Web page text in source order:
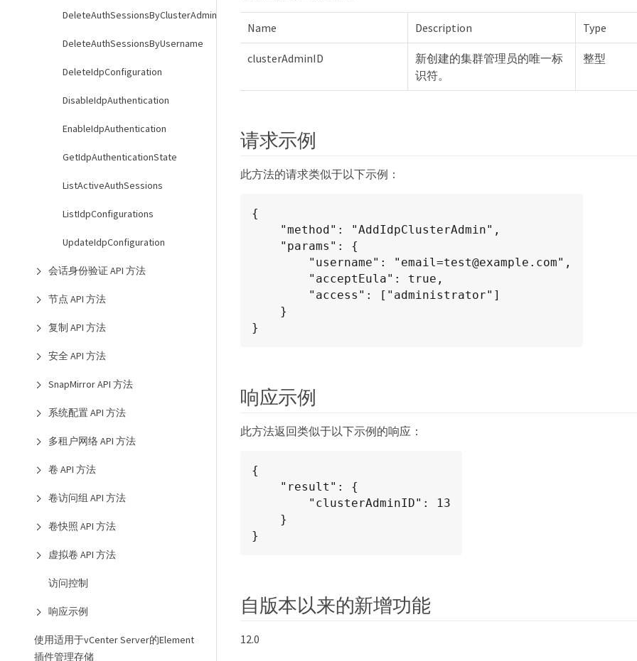
DeleteAuthSessionsByClusterAdmin
DeleteAuthSessionsByUsername
DeleteIdpConfiguration
DisableIdpAuthentication
EnableIdpAuthentication
GetIdpAuthenticationState
ListActiveAuthSessions
ListIdpConfigurations
UpdateIdpConfiguration
会话身份验证 API 方法
节点 API 方法
复制 API 方法
安全 API 方法
SnapMirror API 方法
系统配置 API 方法
多租户网络 API 方法
卷 API 方法
卷访问组 API 方法
卷快照 API 方法
虚拟卷 API 方法
访问控制
响应示例
使用适用于vCenter Server的Element
插件管理存储
Name Description Type
clusterAdminID
新创建的集群管理员的唯一标
识符。
整型
请求示例
此方法的请求类似于以下示例：
{
}
响应示例
此方法返回类似于以下示例的响应：
{
}
自版本以来的新增功能
12.0